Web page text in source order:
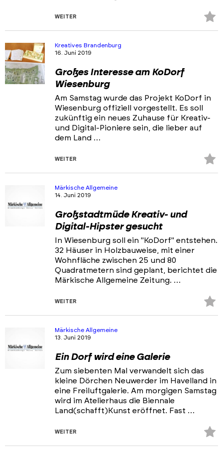
WEITER
Kreatives Brandenburg
16. Juni 2019
Großes Interesse am KoDorf
Wiesenburg
Am Samstag wurde das Projekt KoDorf in
Wiesenburg offiziell vorgestellt. Es soll
zukünftig ein neues Zuhause für Kreativ-
und Digital-Pioniere sein, die lieber auf
dem Land …
WEITER
Märkische Allgemeine
14. Juni 2019
Großstadtmüde Kreativ- und
Digital-Hipster gesucht
In Wiesenburg soll ein "KoDorf" entstehen.
32 Häuser in Holzbauweise, mit einer
Wohnfläche zwischen 25 und 80
Quadratmetern sind geplant, berichtet die
Märkische Allgemeine Zeitung. …
WEITER
Märkische Allgemeine
13. Juni 2019
Ein Dorf wird eine Galerie
Zum siebenten Mal verwandelt sich das
kleine Dörchen Neuwerder im Havelland in
eine Freiluftgalerie. Am morgigen Samstag
wird im Atelierhaus die Biennale
Land(schafft)Kunst eröffnet. Fast …
WEITER